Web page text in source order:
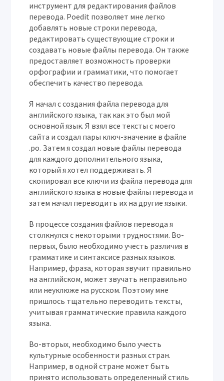
инструмент для редактирования файлов
перевода. Poedit позволяет мне легко
добавлять новые строки перевода‚
редактировать существующие строки и
создавать новые файлы перевода. Он также
предоставляет возможность проверки
орфографии и грамматики‚ что помогает
обеспечить качество перевода.
Я начал с создания файла перевода для
английского языка‚ так как это был мой
основной язык. Я взял все тексты с моего
сайта и создал пары ключ-значение в файле
.po. Затем я создал новые файлы перевода
для каждого дополнительного языка‚
который я хотел поддерживать. Я
скопировал все ключи из файла перевода для
английского языка в новые файлы перевода и
затем начал переводить их на другие языки.
В процессе создания файлов перевода я
столкнулся с некоторыми трудностями. Во-
первых‚ было необходимо учесть различия в
грамматике и синтаксисе разных языков.
Например‚ фраза‚ которая звучит правильно
на английском‚ может звучать неправильно
или неуклюже на русском. Поэтому мне
пришлось тщательно переводить тексты‚
учитывая грамматические правила каждого
языка.
Во-вторых‚ необходимо было учесть
культурные особенности разных стран.
Например‚ в одной стране может быть
принято использовать определенный стиль